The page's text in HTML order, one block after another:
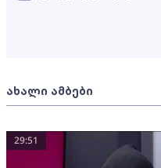
ახალი ამბები
29:51